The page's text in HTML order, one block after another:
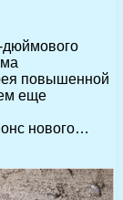
дюймового
повышенной
еще
нового…